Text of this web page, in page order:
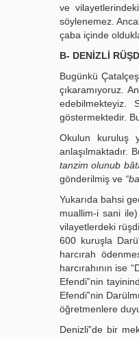
ve
söylenemez.
çaba içinde
B- DENİZLİ
Bugünkü
çıkaramıyoruz.
edebilmekteyiz.
göstermektedir.
Okulun kuruluş
anlaşılmaktadır.
tanzim olunub
gönderilmiş ve
Yukarıda bahsi
muallim-i sani
vilayetlerdeki
600 kuruşla
harcırah
harcırahının ise
Efendi‟nin
Efendi‟nin
öğretmenlere
Denizli‟de bir